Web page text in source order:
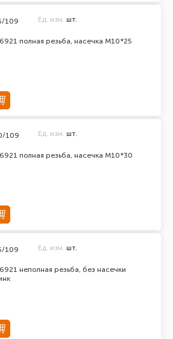
полная резьба, насечка М10*25
109 Ед. изм. шт.
полная резьба, насечка М10*30
109 Ед. изм. шт.
неполная резьба, без насечки
109 Ед. изм. шт.